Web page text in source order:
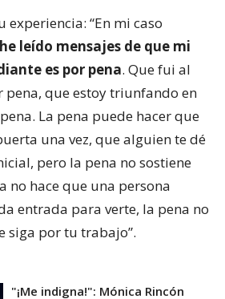
experiencia: “En mi caso
leído mensajes de que mi
es por pena. Que fui al
pena, que estoy triunfando en
La pena puede hacer que
una vez, que alguien te dé
pero la pena no sostiene
no hace que una persona
entrada para verte, la pena no
siga por tu trabajo”.
"¡Me indigna!": Mónica Rincón